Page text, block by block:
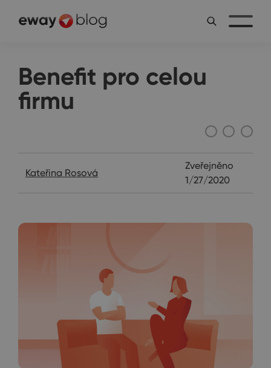
Benefit pro celou
firmu
Kateřina Rosová
Zveřejněno
1/27/2020